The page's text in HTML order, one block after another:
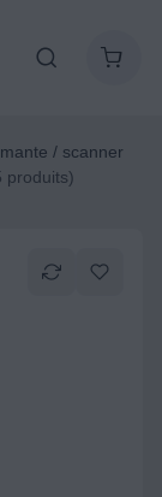
/ scanner
produits)